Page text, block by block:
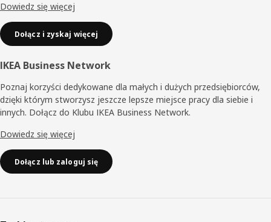
Dowiedz się więcej
Dołącz i zyskaj więcej
IKEA Business Network
Poznaj korzyści dedykowane dla małych i dużych przedsiębiorców,
dzięki którym stworzysz jeszcze lepsze miejsce pracy dla siebie i
innych. Dołącz do Klubu IKEA Business Network.
Dowiedz się więcej
Dołącz lub zaloguj się